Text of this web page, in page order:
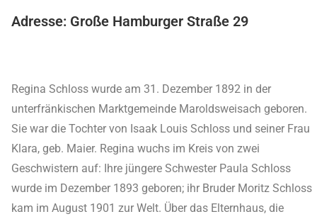
Adresse: Große Hamburger Straße 29
Regina Schloss wurde am 31. Dezember 1892 in der
unterfränkischen Marktgemeinde Maroldsweisach geboren.
Sie war die Tochter von Isaak Louis Schloss und seiner Frau
Klara, geb. Maier. Regina wuchs im Kreis von zwei
Geschwistern auf: Ihre jüngere Schwester Paula Schloss
wurde im Dezember 1893 geboren; ihr Bruder Moritz Schloss
kam im August 1901 zur Welt. Über das Elternhaus, die